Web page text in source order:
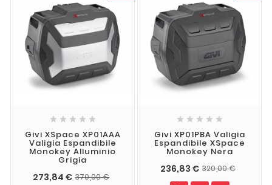
    
Givi XSpace XP01AAA
Valigia Espandibile
Monokey Alluminio
Grigia
273,84 € 370,00 €
    
Givi XP01PBA Valigia
Espandibile XSpace
Monokey Nera
236,83 € 320,00 €